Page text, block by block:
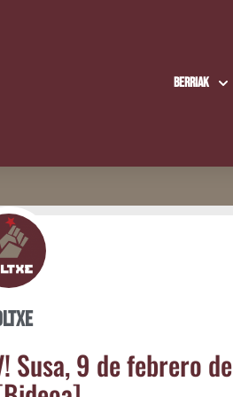
Berriak
Susa, 9 de febre­ro de